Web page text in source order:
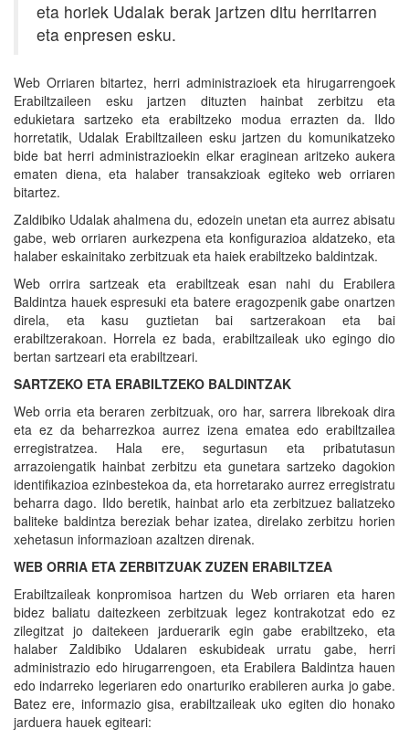
eta horiek Udalak berak jartzen ditu herritarren
eta enpresen esku.
Web Orriaren bitartez, herri administrazioek eta hirugarrengoek
Erabiltzaileen esku jartzen dituzten hainbat zerbitzu eta
edukietara sartzeko eta erabiltzeko modua errazten da. Ildo
horretatik, Udalak Erabiltzaileen esku jartzen du komunikatzeko
bide bat herri administrazioekin elkar eraginean aritzeko aukera
ematen diena, eta halaber transakzioak egiteko web orriaren
bitartez.
Zaldibiko Udalak ahalmena du, edozein unetan eta aurrez abisatu
gabe, web orriaren aurkezpena eta konfigurazioa aldatzeko, eta
halaber eskainitako zerbitzuak eta haiek erabiltzeko baldintzak.
Web orrira sartzeak eta erabiltzeak esan nahi du Erabilera
Baldintza hauek espresuki eta batere eragozpenik gabe onartzen
direla, eta kasu guztietan bai sartzerakoan eta bai
erabiltzerakoan. Horrela ez bada, erabiltzaileak uko egingo dio
bertan sartzeari eta erabiltzeari.
SARTZEKO ETA ERABILTZEKO BALDINTZAK
Web orria eta beraren zerbitzuak, oro har, sarrera librekoak dira
eta ez da beharrezkoa aurrez izena ematea edo erabiltzailea
erregistratzea. Hala ere, segurtasun eta pribatutasun
arrazoiengatik hainbat zerbitzu eta gunetara sartzeko dagokion
identifikazioa ezinbestekoa da, eta horretarako aurrez erregistratu
beharra dago. Ildo beretik, hainbat arlo eta zerbitzuez baliatzeko
baliteke baldintza bereziak behar izatea, direlako zerbitzu horien
xehetasun informazioan azaltzen direnak.
WEB ORRIA ETA ZERBITZUAK ZUZEN ERABILTZEA
Erabiltzaileak konpromisoa hartzen du Web orriaren eta haren
bidez baliatu daitezkeen zerbitzuak legez kontrakotzat edo ez
zilegitzat jo daitekeen jarduerarik egin gabe erabiltzeko, eta
halaber Zaldibiko Udalaren eskubideak urratu gabe, herri
administrazio edo hirugarrengoen, eta Erabilera Baldintza hauen
edo indarreko legeriaren edo onarturiko erabileren aurka jo gabe.
Batez ere, informazio gisa, erabiltzaileak uko egiten dio honako
jarduera hauek egiteari: